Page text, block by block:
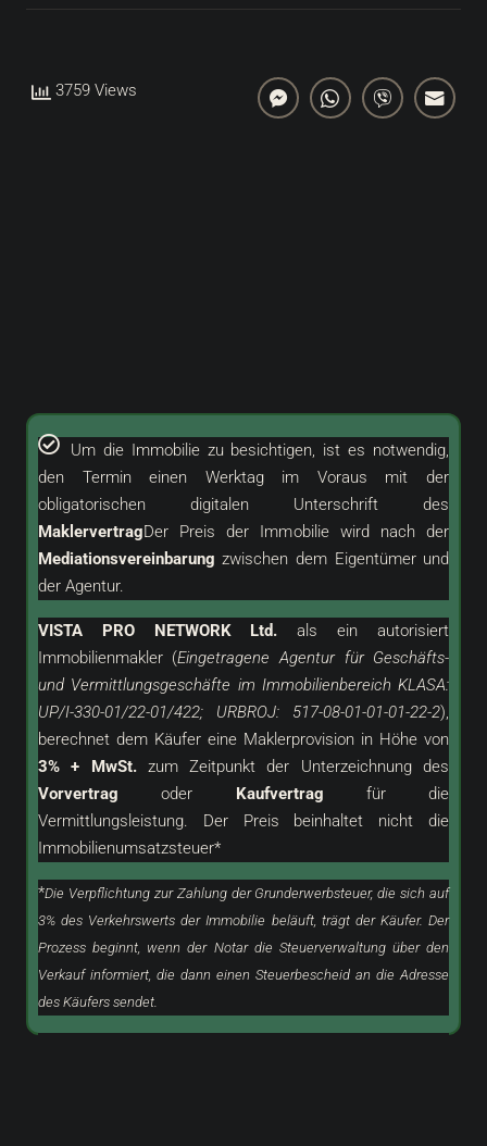
3759 Views
Um die Immobilie zu besichtigen, ist es notwendig,
den Termin einen Werktag im Voraus mit der
obligatorischen digitalen Unterschrift des
MaklervertragDer Preis der Immobilie wird nach der
Mediationsvereinbarung zwischen dem Eigentümer und
der Agentur.
VISTA PRO NETWORK Ltd. als einautorisiert
Immobilienmakler (Eingetragene Agentur für Geschäfts-
und Vermittlungsgeschäfte im Immobilienbereich KLASA:
UP/I-330-01/22-01/422; URBROJ: 517-08-01-01-01-22-2),
berechnet dem Käufer eine Maklerprovision in Höhe von
3% + MwSt.zum Zeitpunkt der Unterzeichnung des
Vorvertrag oder Kaufvertrag für die
Vermittlungsleistung. Der Preis beinhaltet nicht die
Immobilienumsatzsteuer*
*Die Verpflichtung zur Zahlung der Grunderwerbsteuer, die sich auf
3% des Verkehrswerts der Immobilie beläuft, trägt der Käufer. Der
Prozess beginnt, wenn der Notar die Steuerverwaltung über den
Verkauf informiert, die dann einen Steuerbescheid an die Adresse
des Käufers sendet.